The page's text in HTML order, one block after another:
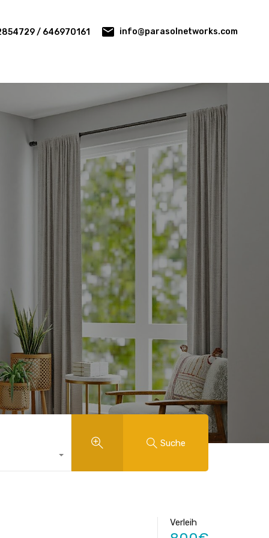
/ 646970161 info@parasolnetworks.com
Suche
Verleih